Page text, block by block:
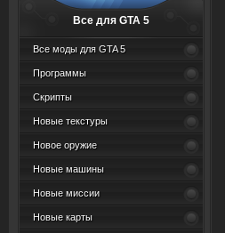
Все для GTA 5
Все моды для GTA 5
Программы
Скрипты
Новые текстуры
Новое оружие
Новые машины
Новые миссии
Новые карты